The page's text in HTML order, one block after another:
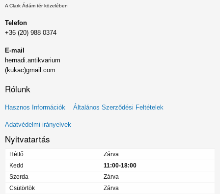
A Clark Ádám tér közelében
Telefon
+36 (20) 988 0374
E-mail
hernadi.antikvarium
(kukac)gmail.com
Rólunk
Lábléc
menü
Hasznos Információk Általános Szerződési Feltételek
Adatvédelmi irányelvek
Nyitvatartás
Hétfő
Zárva
Kedd
11:00-18:00
Szerda
Zárva
Csütörtök
Zárva